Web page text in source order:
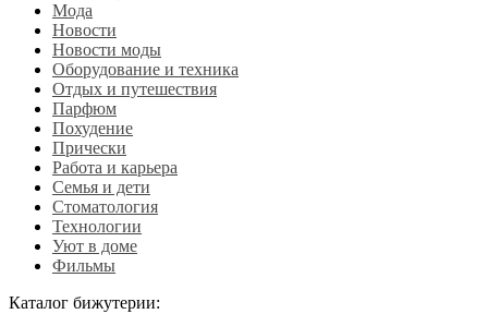
Мода
Новости
Новости моды
Оборудование и техника
Отдых и путешествия
Парфюм
Похудение
Прически
Работа и карьера
Семья и дети
Стоматология
Технологии
Уют в доме
Фильмы
Каталог бижутерии: